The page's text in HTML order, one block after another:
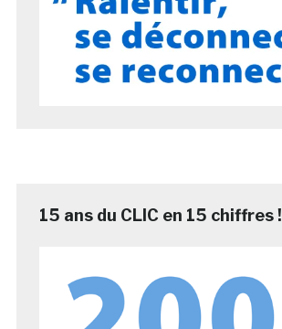
15 ans du CLIC en 15 chiffres !